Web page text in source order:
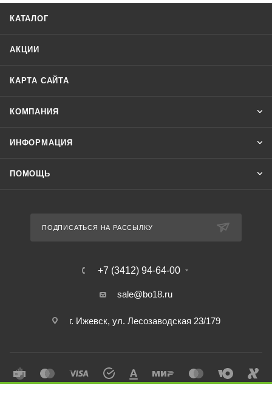
КАТАЛОГ
АКЦИИ
КАРТА САЙТА
КОМПАНИЯ
ИНФОРМАЦИЯ
ПОМОЩЬ
ПОДПИСАТЬСЯ НА РАССЫЛКУ
+7 (3412) 94-64-00
sale@bo18.ru
г. Ижевск, ул. Лесозаводская 23/179